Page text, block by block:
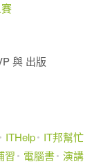
與 出版
ITHelp
IT邦幫忙
習 電腦書 演講